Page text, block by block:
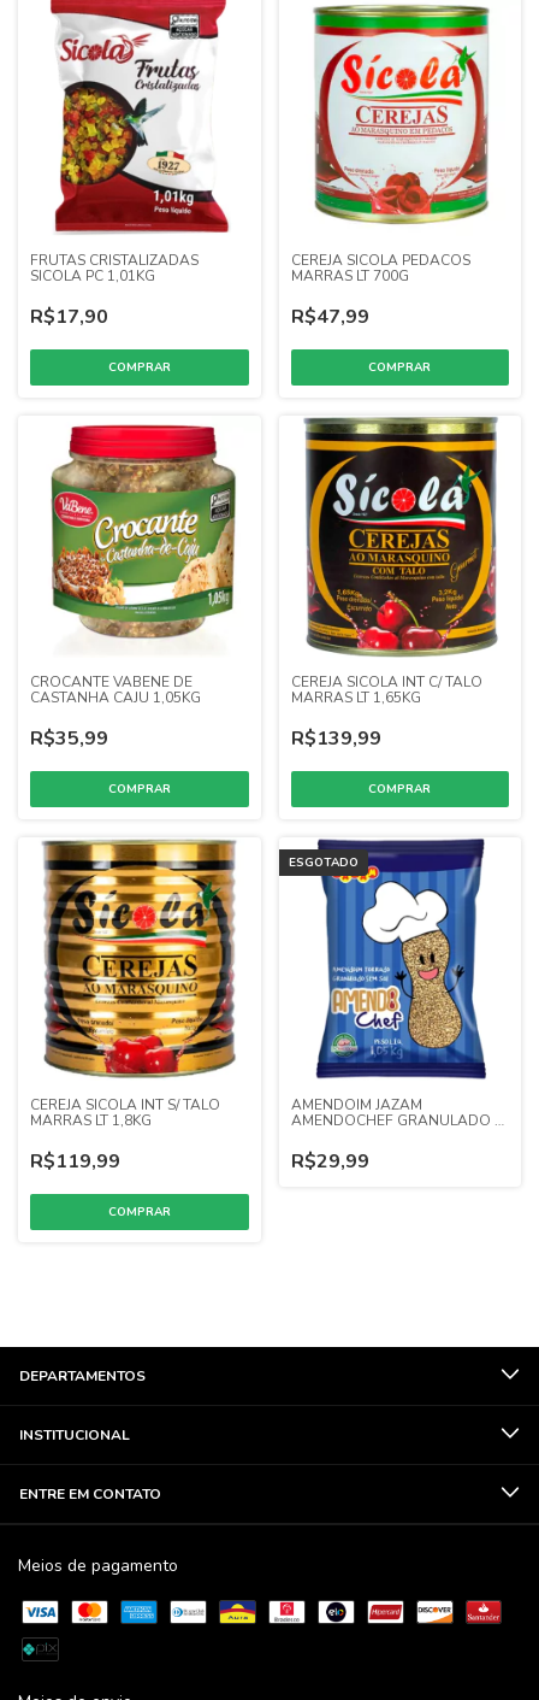
FRUTAS CRISTALIZADAS
SICOLA PC 1,01KG
R$17,90
CEREJA SICOLA PEDACOS
MARRAS LT 700G
R$47,99
CROCANTE VABENE DE
CASTANHA CAJU 1,05KG
R$35,99
CEREJA SICOLA INT C/ TALO
MARRAS LT 1,65KG
R$139,99
CEREJA SICOLA INT S/ TALO
MARRAS LT 1,8KG
R$119,99
ESGOTADO
AMENDOIM JAZAM
AMENDOCHEF GRANULADO S/
R$29,99
DEPARTAMENTOS
INSTITUCIONAL
ENTRE EM CONTATO
Meios de pagamento